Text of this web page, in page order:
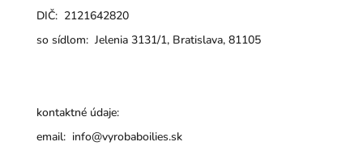
DIČ: 2121642820
so sídlom: Jelenia 3131/1, Bratislava, 81105
kontaktné údaje:
email: info@vyrobaboilies.sk